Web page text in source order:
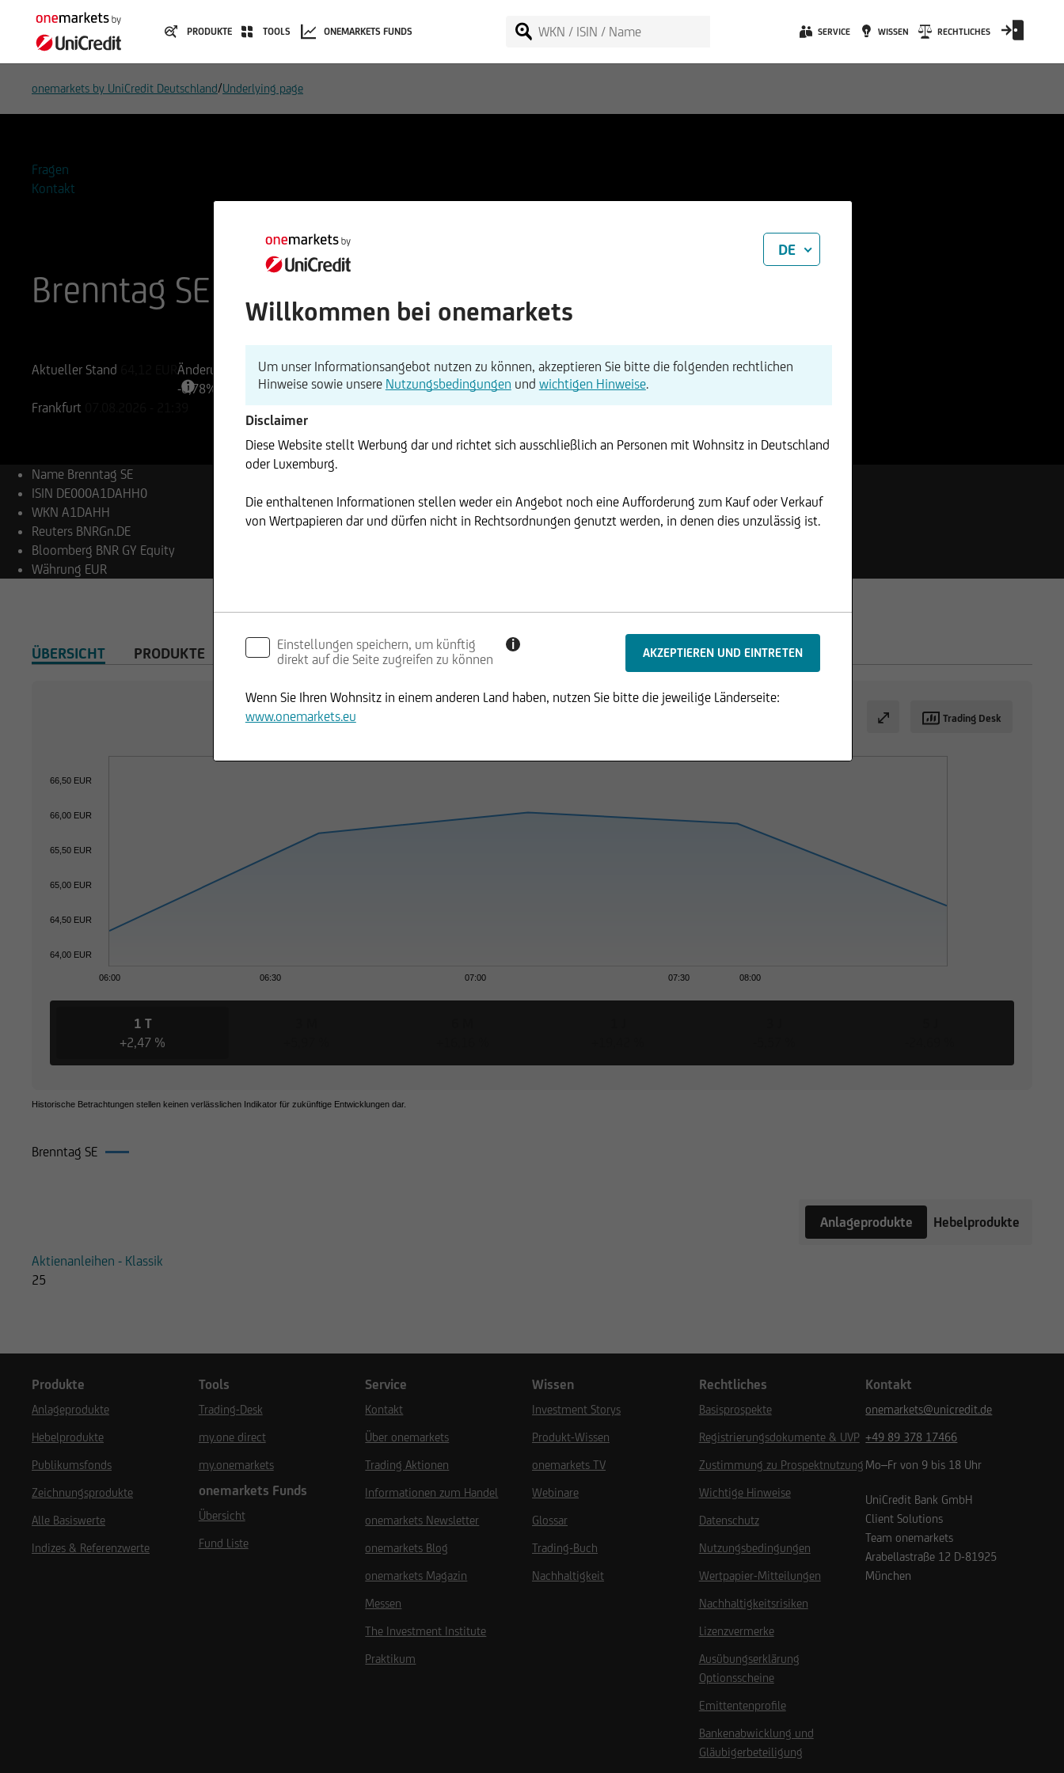
PRODUKTE TOOLS ONEMARKETS FUNDS SERVICE WISSEN RECHTLICHES
onemarkets by UniCredit Deutschland/Underlying page
Fragen
Kontakt
Brenntag SE
Aktueller Stand
Änderung
-0,78%
Frankfurt
Name Brenntag SE
ISIN DE000A1DAHH0
WKN A1DAHH
Reuters BNRGn.DE
Bloomberg BNR GY Equity
Währung EUR
ÜBERSICHT PRODUKTE
Trading Desk
06:00 06:30 07:00 07:30 08:00
64,00 EUR
64,50 EUR
65,00 EUR
65,50 EUR
66,00 EUR
66,50 EUR
1 T
+2,47 %
Historische Betrachtungen stellen keinen verlässlichen Indikator für zukünftige Entwicklungen dar.
Brenntag SE
Anlageprodukte Hebelprodukte
Aktienanleihen - Klassik
25
Produkte
Anlageprodukte
Hebelprodukte
Publikumsfonds
Zeichnungsprodukte
Alle Basiswerte
Indizes & Referenzwerte
Tools
Trading-Desk
my.one direct
my.onemarkets
onemarkets Funds
Übersicht
Fund Liste
Service
Kontakt
Über onemarkets
Trading Aktionen
Informationen zum Handel
onemarkets Newsletter
onemarkets Blog
onemarkets Magazin
Messen
The Investment Institute
Praktikum
Wissen
Investment Storys
Produkt-Wissen
onemarkets TV
Webinare
Glossar
Trading-Buch
Nachhaltigkeit
Rechtliches
Basisprospekte
Registrierungsdokumente & UVP
Zustimmung zu Prospektnutzung
Wichtige Hinweise
Datenschutz
Nutzungsbedingungen
Wertpapier-Mitteilungen
Nachhaltigkeitsrisiken
Lizenzvermerke
Ausübungserklärung
Optionsscheine
Emittentenprofile
Bankenabwicklung und
Gläubigerbeteiligung
Kontakt
onemarkets@unicredit.de
+49 89 378 17466
Mo–Fr von 9 bis 18 Uhr
UniCredit Bank GmbH
Client Solutions
Team onemarkets
Arabellastraße 12 D-81925
München
DE
Willkommen bei onemarkets
Um unser Informationsangebot nutzen zu können, akzeptieren Sie bitte die folgenden rechtlichen
Hinweise sowie unsere Nutzungsbedingungen und wichtigen Hinweise.
Disclaimer
Diese Website stellt Werbung dar und richtet sich ausschließlich an Personen mit Wohnsitz in Deutschland
oder Luxemburg.
Die enthaltenen Informationen stellen weder ein Angebot noch eine Aufforderung zum Kauf oder Verkauf
von Wertpapieren dar und dürfen nicht in Rechtsordnungen genutzt werden, in denen dies unzulässig ist.
Einstellungen speichern, um künftig
direkt auf die Seite zugreifen zu können
i
Wenn Sie Ihren Wohnsitz in einem anderen Land haben, nutzen Sie bitte die jeweilige Länderseite:
www.onemarkets.eu